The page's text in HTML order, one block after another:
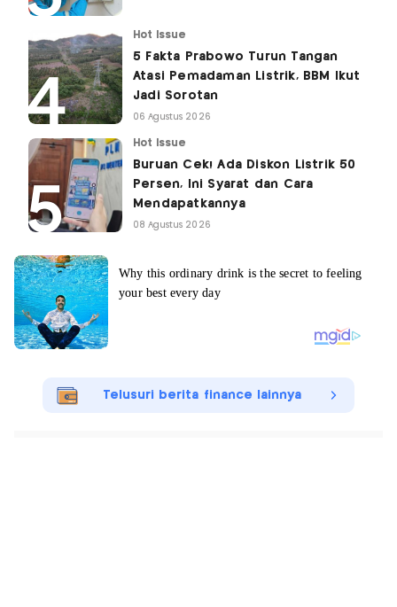
Hot Issue
5 Fakta Prabowo Turun Tangan
Atasi Pemadaman Listrik, BBM Ikut
Jadi Sorotan
06 Agustus 2026
Hot Issue
Buruan Cek! Ada Diskon Listrik 50
Persen, Ini Syarat dan Cara
Mendapatkannya
08 Agustus 2026
Telusuri berita finance lainnya